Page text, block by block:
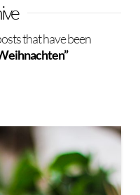
that have been